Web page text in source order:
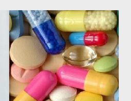
TRONG THỜI
VÀ CHO CON BÚ
Y tế thế giới định nghĩa thời kỳ
gian trong khoảng 38 tới 42 tuần
Thai kỳ thường được chia làm ba